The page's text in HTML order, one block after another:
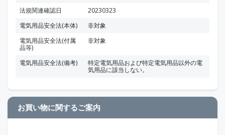
法規関連確認日
20230323
電気用品安全法(本体)
非対象
電気用品安全法(付属
品等)
非対象
電気用品安全法(備考)
特定電気用品および特定電気用品以外の電
気用品に該当しない。
お買い物に関するご案内